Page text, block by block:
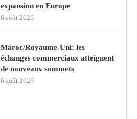
expansion en Europe
6 août 2026
Maroc/Royaume-Uni: les
échanges commerciaux atteignent
de nouveaux sommets
6 août 2026